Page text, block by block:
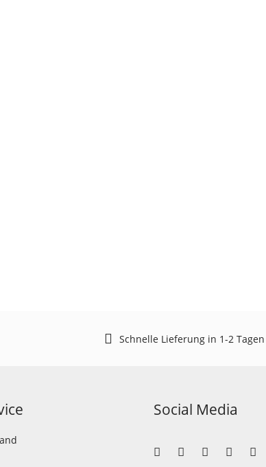
Schnelle Lieferung in 1-2 Tagen
Social Media